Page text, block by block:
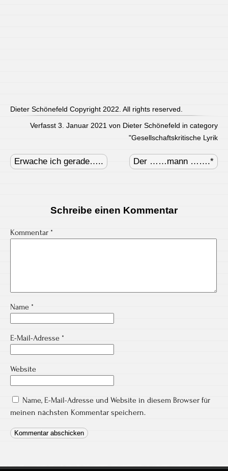
Dieter Schönefeld Copyright 2022. All rights reserved.
Verfasst 3. Januar 2021 von Dieter Schönefeld in category
"Gesellschaftskritische Lyrik
navigation
Erwache ich gerade….. Der ……mann …….*
Schreibe einen Kommentar
Kommentar *
Name *
E-Mail-Adresse *
Website
Name, E-Mail-Adresse und Website in diesem Browser für
meinen nächsten Kommentar speichern.